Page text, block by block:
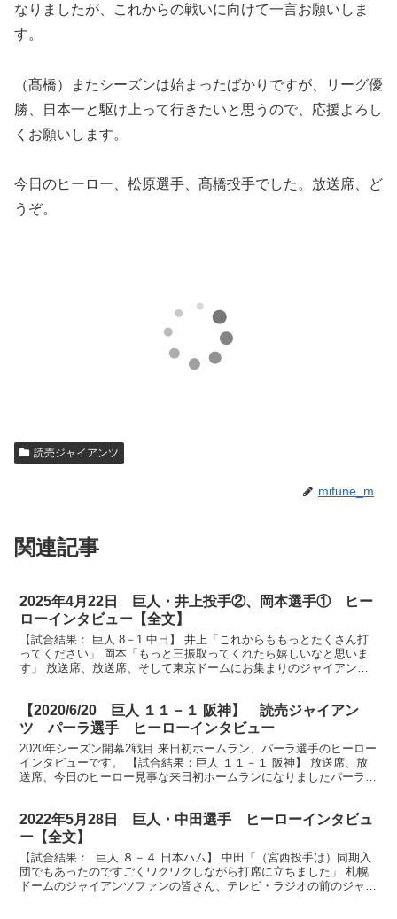
なりましたが、これからの戦いに向けて一言お願いしま
す。
（髙橋）またシーズンは始まったばかりですが、リーグ優
勝、日本一と駆け上って行きたいと思うので、応援よろし
くお願いします。
今日のヒーロー、松原選手、髙橋投手でした。放送席、ど
うぞ。
読売ジャイアンツ
mifune_m
関連記事
2025年4月22日 巨人・井上投手②、岡本選手① ヒー
ローインタビュー【全文】
【試合結果： 巨人 8－1 中日】 井上「これからももっとたくさん打
ってください」 岡本「もっと三振取ってくれたら嬉しいなと思いま
す」 放送席、放送席、そして東京ドームにお集まりのジャイアンツ
【2020/6/20 巨人 １１－１ 阪神】 読売ジャイアン
ツ パーラ選手 ヒーローインタビュー
2020年シーズン開幕2戦目 来日初ホームラン、パーラ選手のヒーロー
インタビューです。 【試合結果：巨人 １１－１ 阪神】 放送席、放
送席、今日のヒーロー見事な来日初ホームランになりましたパーラ選
2022年5月28日 巨人・中田選手 ヒーローインタビュ
ー【全文】
【試合結果： 巨人 ８－４ 日本ハム】 中田「（宮西投手は）同期入
団でもあったのですごくワクワクしながら打席に立ちました」 札幌
ドームのジャイアンツファンの皆さん、テレビ・ラジオの前のジャイ